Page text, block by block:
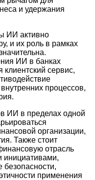
и удержания
ИИ активно
и их роль в рамках
ИИ в банках
сервис,
процессов,
ИИ в пределах одной
организации,
Также стоит
отрасль
инициативами,
применения